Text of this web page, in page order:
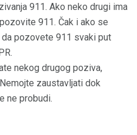
911. Ako neko drugi ima
911. Čak i ako se
pozovete 911 svaki put
nekog drugog poziva,
zaustavljati dok
ne probudi.